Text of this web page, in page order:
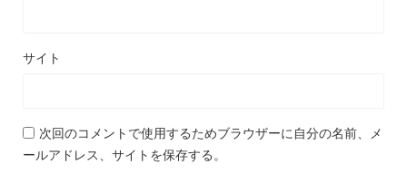
サイト
次回のコメントで使用するためブラウザーに自分の名前、メ
ールアドレス、サイトを保存する。